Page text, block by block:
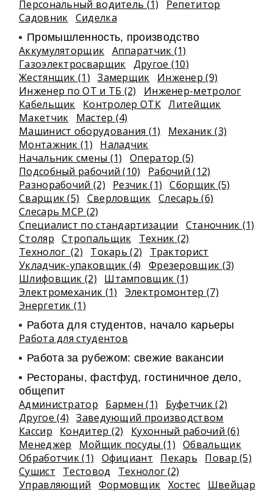
Персональный водитель (1)
Репетитор
Садовник Сиделка
Промышленность, производство
Аккумуляторщик Аппаратчик (1)
Газоэлектросварщик Другое (10)
Жестянщик (1)
Замерщик
Инженер (9)
Инженер по ОТ и ТБ (2)
Инженер-метролог
Кабельщик
Контролер ОТК Литейщик
Макетчик
Мастер (4)
Машинист оборудования (1)
Механик (3)
Монтажник (1)
Наладчик
Начальник смены (1)
Оператор (5)
Подсобный рабочий (10)
Рабочий (12)
Разнорабочий (2)
Резчик (1)
Сборщик (5)
Сварщик (5)
Сверловщик Слесарь (6)
Слесарь МСР (2)
Специалист по стандартизации
Станочник (1)
Столяр Стропальщик
Техник (2)
Технолог (2)
Токарь (2)
Тракторист
Укладчик-упаковщик (4)
Фрезеровщик (3)
Шлифовщик (2)
Штамповщик (1)
Электромеханик (1)
Электромонтер (7)
Энергетик (1)
Работа для студентов, начало карьеры
Работа для студентов
Работа за рубежом: свежие вакансии
Рестораны, фастфуд, гостиничное дело,
общепит
Администратор Бармен (1)
Буфетчик (2)
Другое (4)
Заведующий производством
Кассир
Кондитер (2)
Кухонный рабочий (6)
Менеджер
Мойщик посуды (1) Обвальщик
Обработчик (1)
Официант Пекарь
Повар (5)
Сушист
Тестовод
Технолог (2)
Управляющий
Формовщик Хостес Швейцар